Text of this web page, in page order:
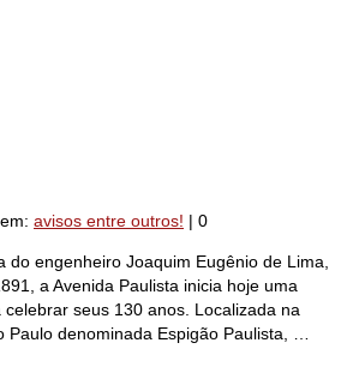
avisos entre outros! | 0
do engenheiro Joaquim Eugênio de Lima,
a Avenida Paulista inicia hoje uma
seus 130 anos. Localizada na
Paulo denominada Espigão Paulista, …